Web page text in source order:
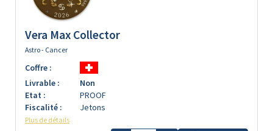
Vera Max Collector
Astro - Cancer
Coffre :
Livrable :
Non
Etat :
PROOF
Fiscalité :
Jetons
Plus de détails